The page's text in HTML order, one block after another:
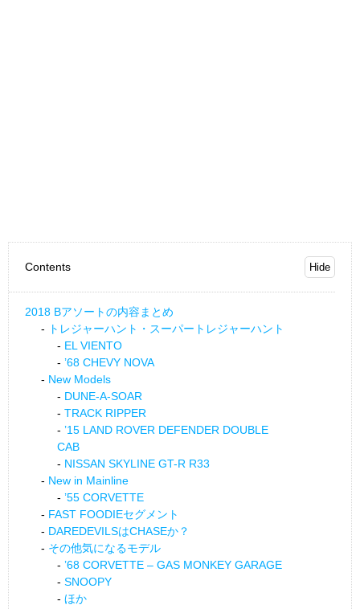
Contents
2018 Bアソートの内容まとめ
トレジャーハント・スーパートレジャーハント
EL VIENTO
’68 CHEVY NOVA
New Models
DUNE-A-SOAR
TRACK RIPPER
’15 LAND ROVER DEFENDER DOUBLE
CAB
NISSAN SKYLINE GT-R R33
New in Mainline
’55 CORVETTE
FAST FOODIEセグメント
DAREDEVILSはCHASEか？
その他気になるモデル
’68 CORVETTE – GAS MONKEY GARAGE
SNOOPY
ほか